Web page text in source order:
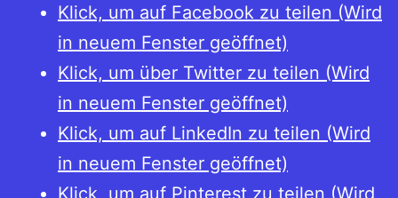
Klick, um auf Facebook zu teilen (Wird
in neuem Fenster geöffnet)
Klick, um über Twitter zu teilen (Wird
in neuem Fenster geöffnet)
Klick, um auf LinkedIn zu teilen (Wird
in neuem Fenster geöffnet)
Klick, um auf Pinterest zu teilen (Wird